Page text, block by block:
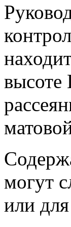
высоте
могут
или